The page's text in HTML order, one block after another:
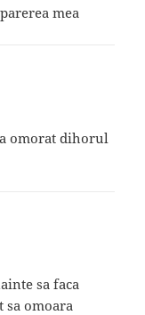
mea
omorat dihorul
sa faca
omoara